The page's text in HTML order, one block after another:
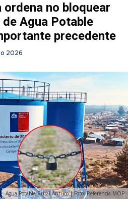
no bloquear
Agua Potable
precedente
2026
Agua Potable Rural Antuco | Foto: Referencia MOP